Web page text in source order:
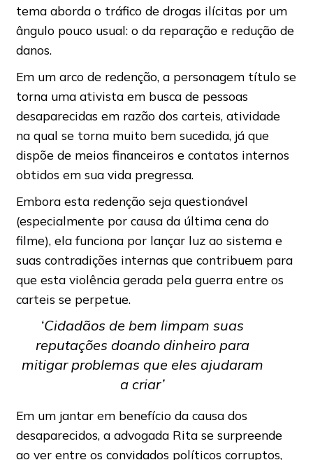
tema aborda o tráfico de drogas ilícitas por um
ângulo pouco usual: o da reparação e redução de
danos.
Em um arco de redenção, a personagem título se
torna uma ativista em busca de pessoas
desaparecidas em razão dos carteis, atividade
na qual se torna muito bem sucedida, já que
dispõe de meios financeiros e contatos internos
obtidos em sua vida pregressa.
Embora esta redenção seja questionável
(especialmente por causa da última cena do
filme), ela funciona por lançar luz ao sistema e
suas contradições internas que contribuem para
que esta violência gerada pela guerra entre os
carteis se perpetue.
‘Cidadãos de bem limpam suas
reputações doando dinheiro para
mitigar problemas que eles ajudaram
a criar’
Em um jantar em benefício da causa dos
desaparecidos, a advogada Rita se surpreende
ao ver entre os convidados políticos corruptos,